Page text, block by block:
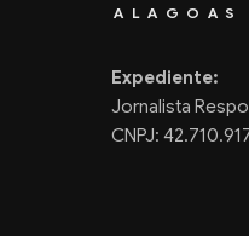
ALAGOAS
Expediente:
Jornalista
CNPJ: